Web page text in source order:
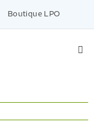
Boutique LPO